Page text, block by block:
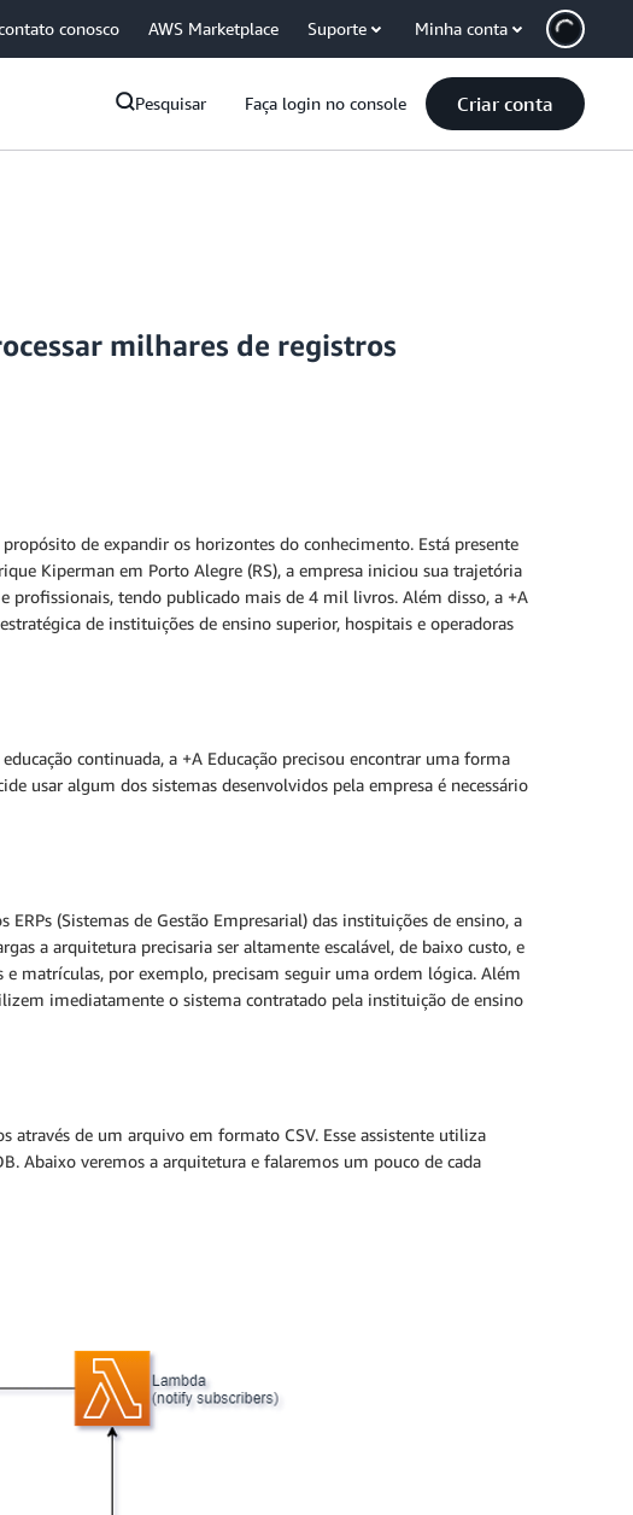
conosco AWS Marketplace Suporte Minha conta
Pesquisar Faça login no console Criar conta
milhares de registros
de expandir os horizontes do conhecimento. Está presente
Kiperman em Porto Alegre (RS), a empresa iniciou sua trajetória
profissionais, tendo publicado mais de 4 mil livros. Além disso, a +A
de instituições de ensino superior, hospitais e operadoras
continuada, a +A Educação precisou encontrar uma forma
usar algum dos sistemas desenvolvidos pela empresa é necessário
(Sistemas de Gestão Empresarial) das instituições de ensino, a
a arquitetura precisaria ser altamente escalável, de baixo custo, e
matrículas, por exemplo, precisam seguir uma ordem lógica. Além
imediatamente o sistema contratado pela instituição de ensino
através de um arquivo em formato CSV. Esse assistente utiliza
Abaixo veremos a arquitetura e falaremos um pouco de cada